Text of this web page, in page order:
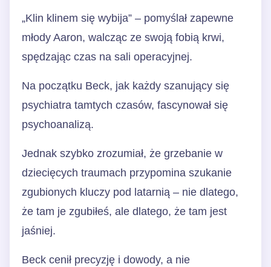
„Klin klinem się wybija” – pomyślał zapewne
młody Aaron, walcząc ze swoją fobią krwi,
spędzając czas na sali operacyjnej.
Na początku Beck, jak każdy szanujący się
psychiatra tamtych czasów, fascynował się
psychoanalizą.
Jednak szybko zrozumiał, że grzebanie w
dziecięcych traumach przypomina szukanie
zgubionych kluczy pod latarnią – nie dlatego,
że tam je zgubiłeś, ale dlatego, że tam jest
jaśniej.
Beck cenił precyzję i dowody, a nie